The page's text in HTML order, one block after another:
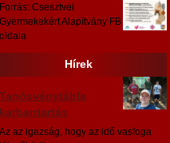
Forrás: Csesztvei
Gyermekekért Alapítvány FB
oldala
Hírek
Tanösvénytábla
karbantartás
Az az igazság, hogy az idő vasfoga